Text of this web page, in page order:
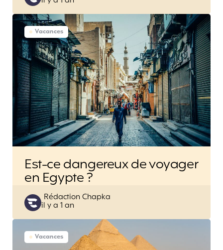
by
Vacances
Est-ce dangereux de voyager
en Egypte ?
Posted
by
Rédaction Chapka
il y a 1 an
Vacances